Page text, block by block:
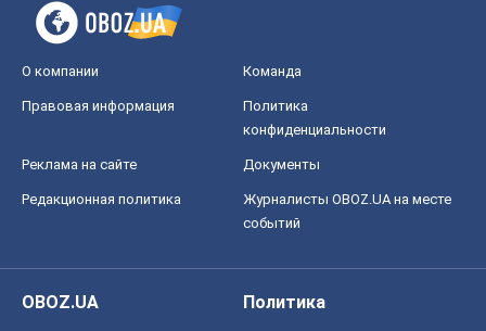
О компании Команда
Правовая информация
Политика
конфиденциальности
Реклама на сайте Документы
Редакционная политика
Журналисты OBOZ.UA на месте
событий
OBOZ.UA
Политика